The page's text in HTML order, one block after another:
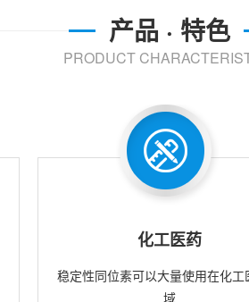
产品 · 特色
PRODUCT
化工医药
稳定性同位素可以大量使用在化工
域